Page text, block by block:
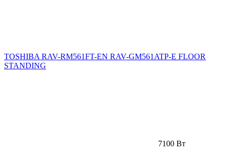
TOSHIBA RAV-RM561FT-EN RAV-GM561ATP-E FLOOR
STANDING
7100 Вт